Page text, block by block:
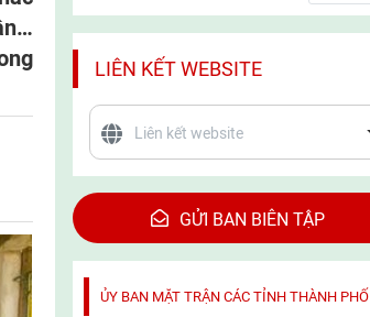
LIÊN KẾT WEBSITE
GỬI BAN BIÊN TẬP
ỦY BAN MẶT TRẬN CÁC TỈNH THÀNH PHỐ